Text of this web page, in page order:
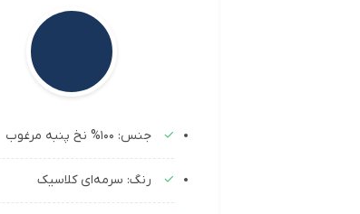
جنس: 100% نخ پنبه مرغوب
رنگ: سرمه‌ای کلاسیک